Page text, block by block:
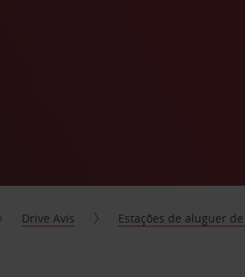
Drive Avis Estações de aluguer